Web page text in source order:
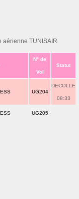
aérienne TUNISAIR
N° de
Vol
Statut
UG204
DECOLLE
08:33
UG205